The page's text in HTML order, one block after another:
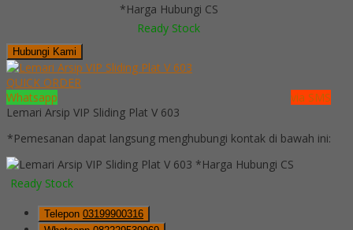
*Harga Hubungi CS
Ready Stock
Hubungi Kami
QUICK ORDER
Whatsapp
via SMS
Lemari Arsip VIP Sliding Plat V 603
*Pemesanan dapat langsung menghubungi kontak di bawah ini:
*Harga Hubungi CS
Ready Stock
Telepon 03199900316